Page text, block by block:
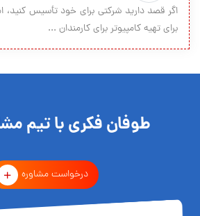
اگر قصد دارید شرکتی برای خود تأسیس کنید،
برای تهیه کامپیوتر برای کارمندان ...
طوفان فکری با تیم
درخواست مشاوره